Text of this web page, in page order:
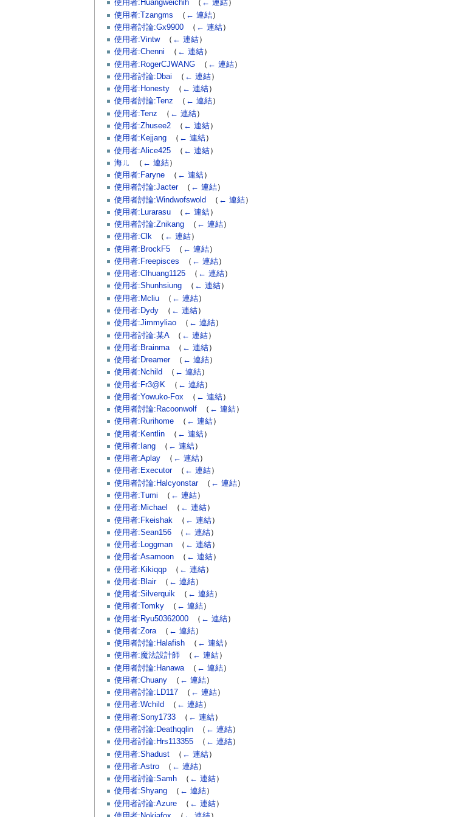
使用者:Huangweichih‎ （ ← 連結）
使用者:Tzangms
（ ← 連結）
使用者討論:Gx9900‎ （ ← 連結）
使用者:Vintw‎ （ ← 連結）
使用者:Chenni
（ ← 連結）
使用者:RogerCJWANG‎ （ ← 連結）
使用者討論:Dbai
（ ← 連結）
使用者:Honesty‎ （ ← 連結）
使用者討論:Tenz
（ ← 連結）
使用者:Tenz
（ ← 連結）
使用者:Zhusee2‎ （ ← 連結）
使用者:Kejjang‎ （ ← 連結）
使用者:Alice425‎ （ ← 連結）
海ㄦ
（ ← 連結）
使用者:Faryne‎ （ ← 連結）
使用者討論:Jacter‎ （ ← 連結）
使用者討論:Windwofswold
（ ← 連結）
使用者:Lurarasu‎ （ ← 連結）
使用者討論:Znikang‎ （ ← 連結）
使用者:Clk‎ （ ← 連結）
使用者:BrockF5‎ （ ← 連結）
使用者:Freepisces
（ ← 連結）
使用者:Clhuang1125‎ （ ← 連結）
使用者:Shunhsiung‎ （ ← 連結）
使用者:Mcliu‎ （ ← 連結）
使用者:Dydy‎ （ ← 連結）
使用者:Jimmyliao‎ （ ← 連結）
使用者討論:某A‎ （ ← 連結）
使用者:Brainma‎ （ ← 連結）
使用者:Dreamer‎ （ ← 連結）
使用者:Nchild
（ ← 連結）
使用者:Fr3@K
（ ← 連結）
使用者:Yowuko-Fox‎ （ ← 連結）
使用者討論:Racoonwolf‎ （ ← 連結）
使用者:Rurihome‎ （ ← 連結）
使用者:Kentlin‎ （ ← 連結）
使用者:Iang‎ （ ← 連結）
使用者:Aplay‎ （ ← 連結）
使用者:Executor‎ （ ← 連結）
使用者討論:Halcyonstar‎ （ ← 連結）
使用者:Tumi
（ ← 連結）
使用者:Michael
（ ← 連結）
使用者:Fkeishak
（ ← 連結）
使用者:Sean156‎ （ ← 連結）
使用者:Loggman‎ （ ← 連結）
使用者:Asamoon‎ （ ← 連結）
使用者:Kikiqqp‎ （ ← 連結）
使用者:Blair‎ （ ← 連結）
使用者:Silverquik‎ （ ← 連結）
使用者:Tomky‎ （ ← 連結）
使用者:Ryu50362000‎ （ ← 連結）
使用者:Zora‎ （ ← 連結）
使用者討論:Halafish‎ （ ← 連結）
使用者:魔法設計師
（ ← 連結）
使用者討論:Hanawa‎ （ ← 連結）
使用者:Chuany‎ （ ← 連結）
使用者討論:LD117‎ （ ← 連結）
使用者:Wchild
（ ← 連結）
使用者:Sony1733‎ （ ← 連結）
使用者討論:Deathqqlin‎ （ ← 連結）
使用者討論:Hrs113355‎ （ ← 連結）
使用者:Shadust‎ （ ← 連結）
使用者:Astro‎ （ ← 連結）
使用者討論:Samh‎ （ ← 連結）
使用者:Shyang‎ （ ← 連結）
使用者討論:Azure‎ （ ← 連結）